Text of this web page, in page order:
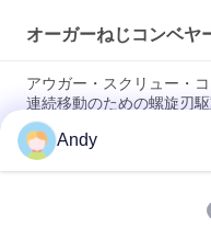
オーガーねじコンベヤ
アウガー・スクリュー・
連続移動のための螺旋刃
アウガー・スクリュー・
連続移動のための螺旋刃
アウガー・スクリュー・
Andy